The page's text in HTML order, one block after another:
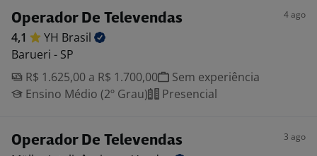
Operador De Televendas 4 ago
4,1 YH Brasil
Barueri - SP
R$ 1.625,00 a R$ 1.700,00
Sem experiência
Ensino Médio (2º Grau)
Presencial
Operador De Televendas 3 ago